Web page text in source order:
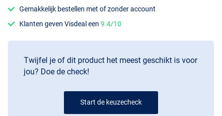
Gemakkelijk bestellen met of zonder account
Klanten geven Visdeal een9.4/10
Twijfel je of dit product het meest geschikt is voor
jou? Doe de check!
Start de keuzecheck